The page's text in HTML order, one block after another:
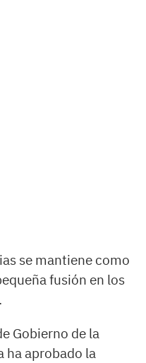
se mantiene como
fusión en los
Gobierno de la
ha aprobado la